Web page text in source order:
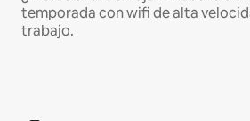
temporada con wifi de alta
trabajo.